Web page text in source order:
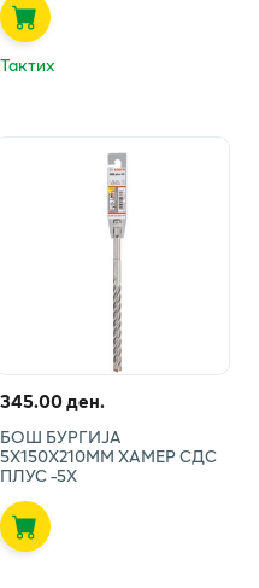
Тактих
345.00 ден.
БОШ БУРГИЈА
5Х150Х210ММ ХАМЕР СДС
ПЛУС -5Х